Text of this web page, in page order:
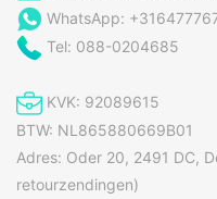
WhatsApp:
Tel: 088-0204685
KVK: 92089615
BTW: NL865880669B01
Adres: Oder 20, 2491 DC,
retourzendingen)